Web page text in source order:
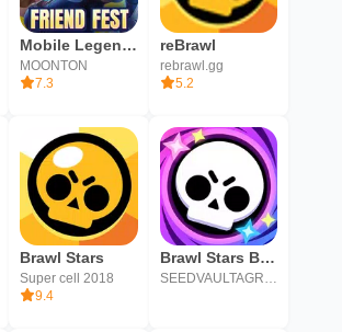
Mobile Legends: Bang Bang
MOONTON
7.3
reBrawl
rebrawl.gg
5.2
Brawl Stars
Super cell 2018
9.4
Brawl Stars Battle